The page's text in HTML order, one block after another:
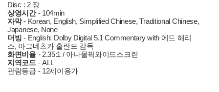
Disc : 2 장
상영시간- 104min
자막- Korean, English, Simplified Chinese, Traditional Chinese,
Japanese, None
더빙 - English: Dolby Digital 5.1 Commentary with 에드 해리
스, 아그네츠카 홀란드 감독
화면비율- 2.35:1 / 아나몰픽와이드스크린
지역코드- ALL
관람등급 - 12세이용가